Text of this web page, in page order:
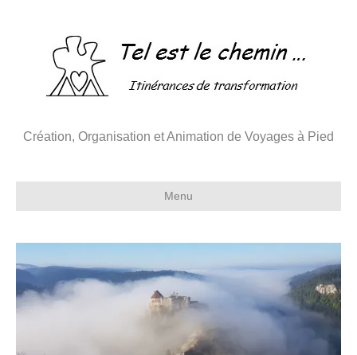
Création, Organisation et Animation de Voyages à Pied
Menu